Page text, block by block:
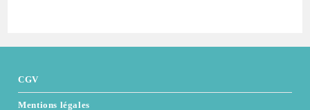
CGV
Mentions légales